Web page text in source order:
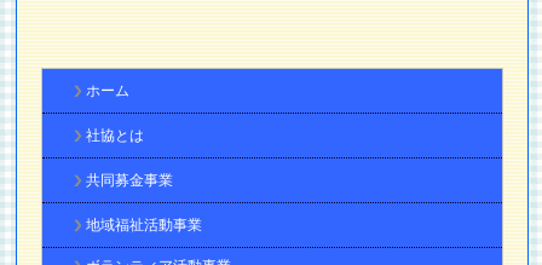
ホーム
社協とは
共同募金事業
地域福祉活動事業